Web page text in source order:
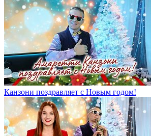
Канзони поздравляет с Новым годом!